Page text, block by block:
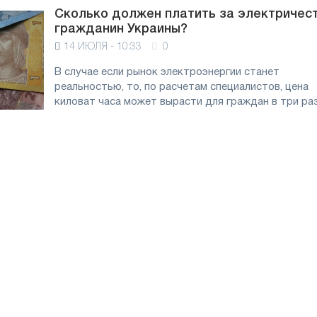
Сколько должен платить за
гражданин Украины?
14 ИЮЛЯ - 10:33 0
В случае если рынок электроэнергии станет
реальностью, то, по расчетам специалистов, цена
киловат часа может вырасти для граждан в три